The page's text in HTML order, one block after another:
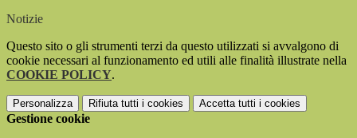
Notizie
Questo sito o gli strumenti terzi da questo utilizzati si avvalgono di
cookie necessari al funzionamento ed utili alle finalità illustrate nella
COOKIE POLICY.
Personalizza Rifiuta tutti i cookies Accetta tutti i cookies
Gestione cookie